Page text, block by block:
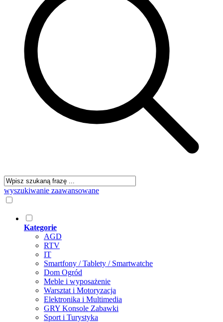
wyszukiwanie zaawansowane
Kategorie
AGD
RTV
IT
Smartfony / Tablety / Smartwatche
Dom Ogród
Meble i wyposażenie
Warsztat i Motoryzacja
Elektronika i Multimedia
GRY Konsole Zabawki
Sport i Turystyka